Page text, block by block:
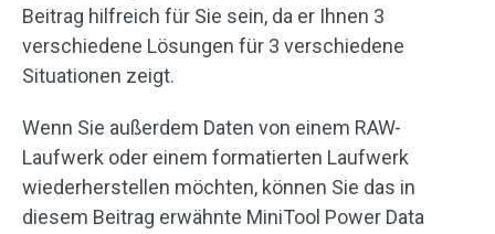
Beitrag hilfreich für Sie sein, da er Ihnen 3
verschiedene Lösungen für 3 verschiedene
Situationen zeigt.
Wenn Sie außerdem Daten von einem RAW-
Laufwerk oder einem formatierten Laufwerk
wiederherstellen möchten, können Sie das in
diesem Beitrag erwähnte MiniTool Power Data